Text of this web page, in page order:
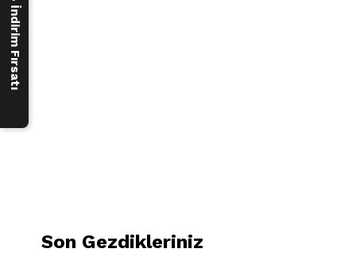
Son Gezdikleriniz
250 ₺ İndirim Fırsatı